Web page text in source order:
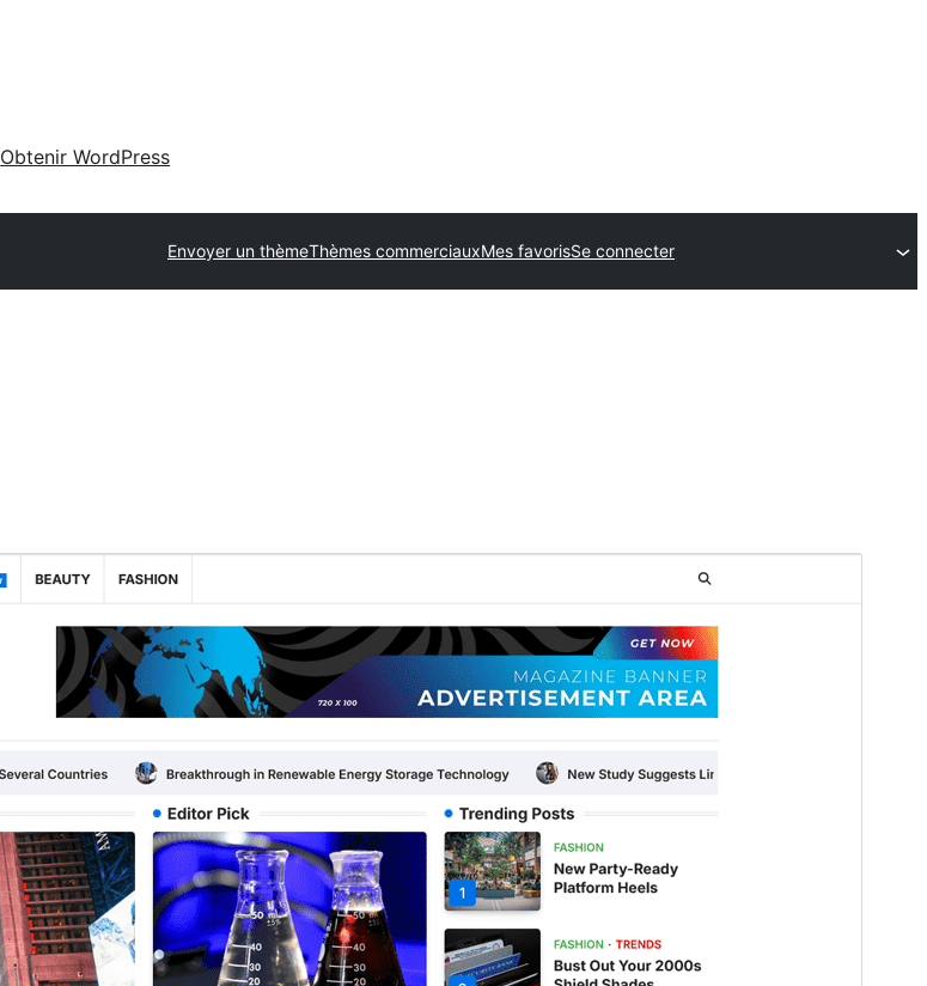
Obtenir WordPress
Envoyer un thèmeThèmes commerciauxMes favorisSe connecter
C’est un thème-enfant deMacro News
Installations actives
Version de WordPress
Version PHP
Page d’accueil du thème